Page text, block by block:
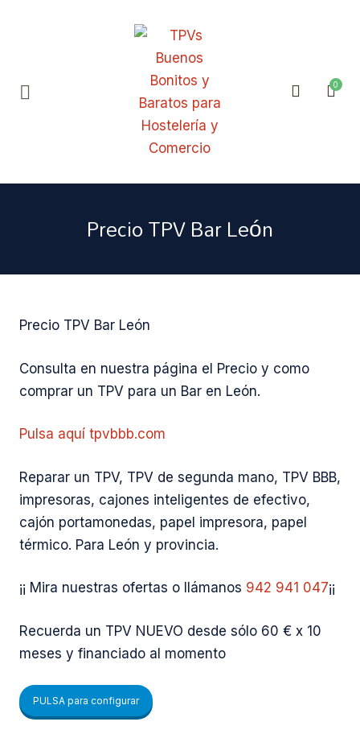
Precio TPV Bar León
Precio TPV Bar León
Consulta en nuestra página el Precio y como
comprar un TPV para un Bar en León.
Pulsa aquí tpvbbb.com
Reparar un TPV, TPV de segunda mano, TPV BBB,
impresoras, cajones inteligentes de efectivo,
cajón portamonedas, papel impresora, papel
térmico. Para León y provincia.
¡¡ Mira nuestras ofertas o llámanos 942 941 047¡¡
Recuerda un TPV NUEVO desde sólo 60 € x 10
meses y financiado al momento
PULSA para configurar